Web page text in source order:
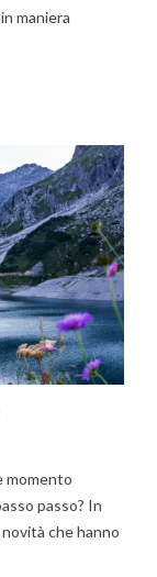
maniera
momento
passo? In
che hanno